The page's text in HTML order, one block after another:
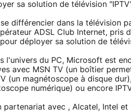
sa solution de télévision
différencier dans la télévision
ADSL Club Internet, pris
déployer sa solution de
l'univers du PC, Microsoft est
avec MSN TV (un boîtier
(un magnétoscope à disque
numérique) ou encore
partenariat avec , Alcatel, Intel